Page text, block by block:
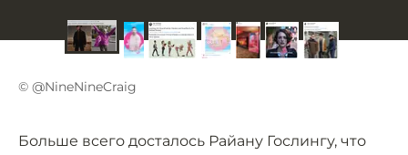
© @NineNineCraig
Больше всего досталось Райану Гослингу, что